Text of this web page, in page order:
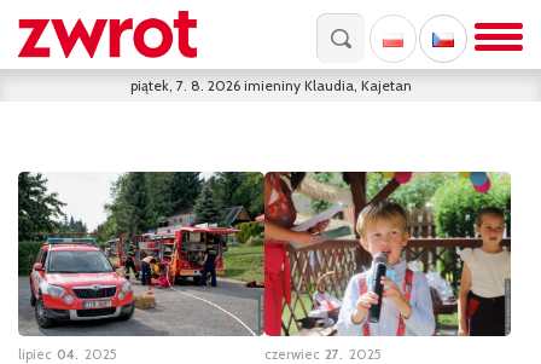
piątek, 7. 8. 2026 imieniny Klaudia, Kajetan
lipiec 04 2025 czerwiec 27 2025